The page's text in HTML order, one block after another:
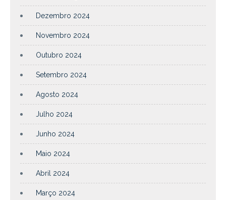
Dezembro 2024
Novembro 2024
Outubro 2024
Setembro 2024
Agosto 2024
Julho 2024
Junho 2024
Maio 2024
Abril 2024
Março 2024